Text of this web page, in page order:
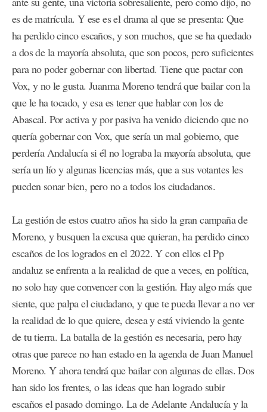
es de matrícula. Y ese es el drama al que se presenta: Que
ha perdido cinco escaños, y son muchos, que se ha quedado
a dos de la mayoría absoluta, que son pocos, pero suficientes
para no poder gobernar con libertad. Tiene que pactar con
Vox, y no le gusta. Juanma Moreno tendrá que bailar con la
que le ha tocado, y esa es tener que hablar con los de
Abascal. Por activa y por pasiva ha venido diciendo que no
quería gobernar con Vox, que sería un mal gobierno, que
perdería Andalucía si él no lograba la mayoría absoluta, que
sería un lío y algunas licencias más, que a sus votantes les
pueden sonar bien, pero no a todos los ciudadanos.
La gestión de estos cuatro años ha sido la gran campaña de
Moreno, y busquen la excusa que quieran, ha perdido cinco
escaños de los logrados en el 2022. Y con ellos el Pp
andaluz se enfrenta a la realidad de que a veces, en política,
no solo hay que convencer con la gestión. Hay algo más que
siente, que palpa el ciudadano, y que te pueda llevar a no ver
la realidad de lo que quiere, desea y está viviendo la gente
de tu tierra. La batalla de la gestión es necesaria, pero hay
otras que parece no han estado en la agenda de Juan Manuel
Moreno. Y ahora tendrá que bailar con algunas de ellas. Dos
han sido los frentes, o las ideas que han logrado subir
escaños el pasado domingo. La de Adelante Andalucía y la